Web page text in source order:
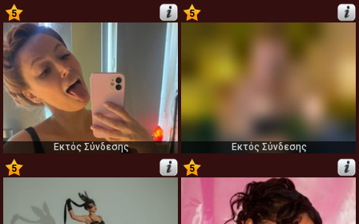
5
65
Εκτός Σύνδεσης
5
Εκτός Σύνδεσης
5
5